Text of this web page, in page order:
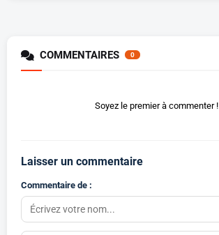
COMMENTAIRES 0
Soyez le premier à commenter !
Laisser un commentaire
Commentaire de :